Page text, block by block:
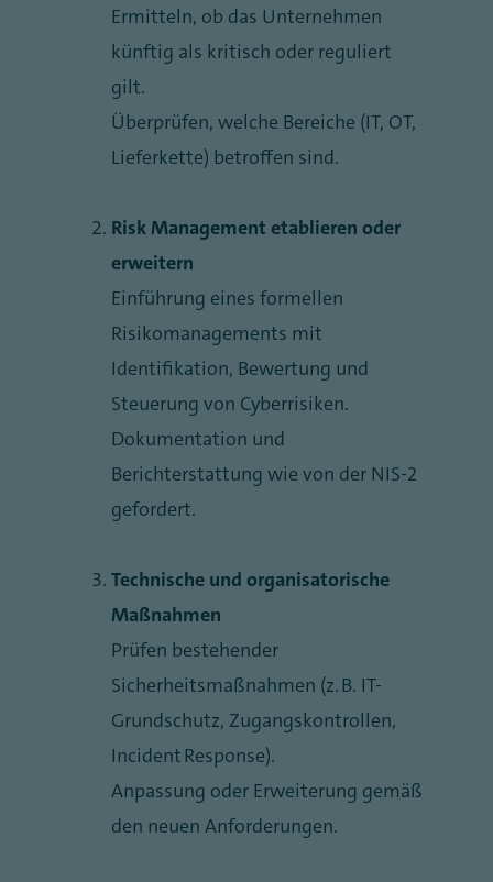
Ermitteln, ob das Unternehmen
künftig als kritisch oder reguliert
gilt.
Überprüfen, welche Bereiche (IT, OT,
Lieferkette) betroffen sind.
Risk Management etablieren oder
erweitern
Einführung eines formellen
Risikomanagements mit
Identifikation, Bewertung und
Steuerung von Cyberrisiken.
Dokumentation und
Berichterstattung wie von der NIS-2
gefordert.
Technische und organisatorische
Maßnahmen
Prüfen bestehender
Sicherheitsmaßnahmen (z. B. IT-
Grundschutz, Zugangskontrollen,
Incident Response).
Anpassung oder Erweiterung gemäß
den neuen Anforderungen.